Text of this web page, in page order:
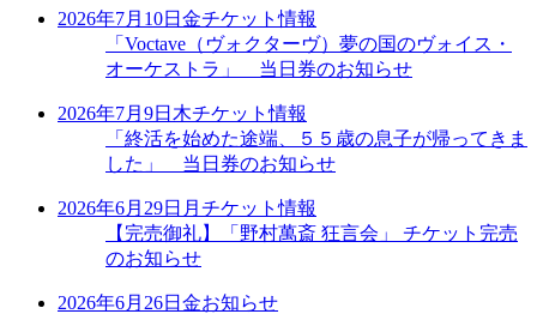
2026年7月10日 金チケット情報
「Voctave（ヴォクターヴ）夢の国のヴォイス・
オーケストラ」 当日券のお知らせ
2026年7月9日 木チケット情報
「終活を始めた途端、５５歳の息子が帰ってきま
した」 当日券のお知らせ
2026年6月29日 月 チケット情報
【完売御礼】「野村萬斎 狂言会」 チケット完売
のお知らせ
2026年6月26日 金お知らせ